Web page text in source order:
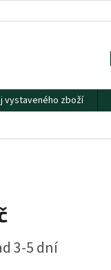
vystaveného zboží
3-5 dní